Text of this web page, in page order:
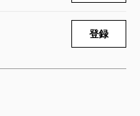
登録